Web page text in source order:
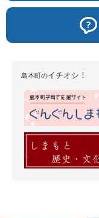
島本町のイチオシ！